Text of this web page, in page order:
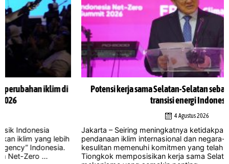
Potensi kerja sama Selatan-Selatan sebagai landasan utama
transisi energi Indonesia
Jakarta – Seiring meningkatnya ketidakpastian terkait
pendanaan iklim internasional dan negara-negara maju yang
kesulitan memenuhi komitmen yang telah lama diikrarkan,
Tiongkok memposisikan kerja sama Selatan-Selatan sebagai